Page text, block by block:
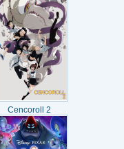
Cencoroll 2